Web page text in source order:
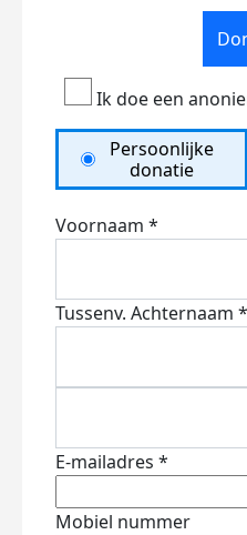
Ik doe een
Persoonlijke
donatie
Voornaam *
Tussenv. Achternaam *
E-mailadres *
Mobiel nummer